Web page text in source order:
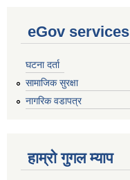
eGov services
घटना दर्ता
सामाजिक सुरक्षा
नागरिक वडापत्र
हाम्रो गुगल म्याप